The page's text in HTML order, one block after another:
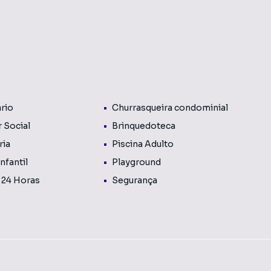
Churrasqueira condominial
Social
Brinquedoteca
Piscina Adulto
Playground
Horas
Segurança